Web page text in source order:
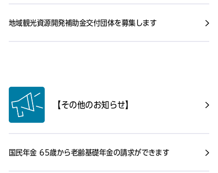
地域観光資源開発補助金交付団体を募集します
【その他のお知らせ】
国民年金 65歳から老齢基礎年金の請求ができます